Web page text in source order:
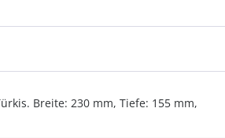
Breite: 230 mm, Tiefe: 155 mm,